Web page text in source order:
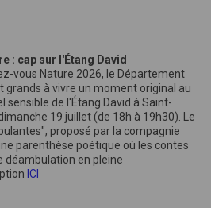
: cap sur l'Étang David
vous Nature 2026, le Département
grands à vivre un moment original au
sensible de l'Étang David à Saint-
19 juillet (de 18h à 19h30). Le
proposé par la compagnie
parenthèse poétique où les contes
déambulation en pleine
ICI